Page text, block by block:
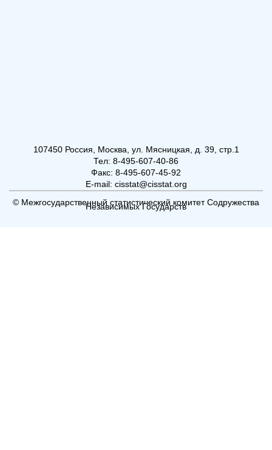
107450 Россия, Москва, ул. Мясницкая, д. 39, стр.1
Тел: 8-495-607-40-86
Факс: 8-495-607-45-92
E-mail: cisstat@cisstat.org
© Межгосударственный статистический комитет Содружества
Независимых Государств